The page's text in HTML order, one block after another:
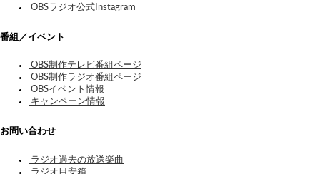
OBSラジオ公式Instagram
番組／イベント
OBS制作テレビ番組ページ
OBS制作ラジオ番組ページ
OBSイベント情報
キャンペーン情報
お問い合わせ
ラジオ過去の放送楽曲
ラジオ目安箱